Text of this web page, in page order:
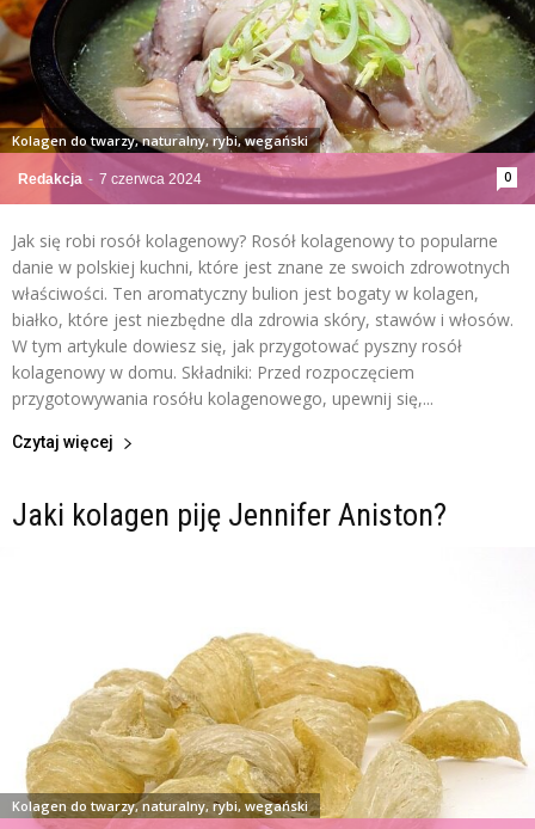
Redakcja - 7 czerwca 2024 0
Kolagen do twarzy, naturalny, rybi, wegański
Jak się robi rosół kolagenowy? Rosół kolagenowy to popularne
danie w polskiej kuchni, które jest znane ze swoich zdrowotnych
właściwości. Ten aromatyczny bulion jest bogaty w kolagen,
białko, które jest niezbędne dla zdrowia skóry, stawów i włosów.
W tym artykule dowiesz się, jak przygotować pyszny rosół
kolagenowy w domu. Składniki: Przed rozpoczęciem
przygotowywania rosółu kolagenowego, upewnij się,...
Czytaj więcej
Jaki kolagen piję Jennifer Aniston?
Kolagen do twarzy, naturalny, rybi, wegański